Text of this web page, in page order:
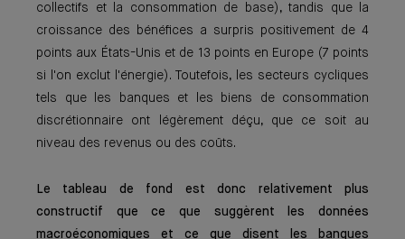
collectifs et la consommation de base), tandis que la
croissance des bénéfices a surpris positivement de 4
points aux États-Unis et de 13 points en Europe (7 points
si l'on exclut l'énergie). Toutefois, les secteurs cycliques
tels que les banques et les biens de consommation
discrétionnaire ont légèrement déçu, que ce soit au
niveau des revenus ou des coûts.
Le tableau de fond est donc relativement plus
constructif que ce que suggèrent les données
macroéconomiques et ce que disent les banques